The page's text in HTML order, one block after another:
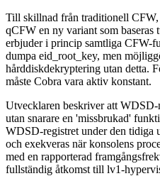
Till skillnad från traditionell
qCFW en ny variant som
erbjuder i princip samtliga CFW-
dumpa eid_root_key, men
hårddiskdekryptering utan detta.
måste Cobra vara aktiv konstant.
Utvecklaren beskriver att
utan snarare en 'missbrukad'
WDSD-registret under den tidiga
och exekveras när konsolens
med en rapporterad
fullständig åtkomst till lv1-